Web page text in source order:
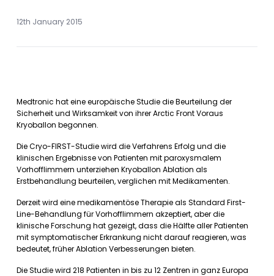
12th January 2015
Medtronic hat eine europäische Studie die Beurteilung der
Sicherheit und Wirksamkeit von ihrer Arctic Front Voraus
Kryoballon begonnen.
Die Cryo-FIRST-Studie wird die Verfahrens Erfolg und die
klinischen Ergebnisse von Patienten mit paroxysmalem
Vorhofflimmern unterziehen Kryoballon Ablation als
Erstbehandlung beurteilen, verglichen mit Medikamenten.
Derzeit wird eine medikamentöse Therapie als Standard First-
Line-Behandlung für Vorhofflimmern akzeptiert, aber die
klinische Forschung hat gezeigt, dass die Hälfte aller Patienten
mit symptomatischer Erkrankung nicht darauf reagieren, was
bedeutet, früher Ablation Verbesserungen bieten.
Die Studie wird 218 Patienten in bis zu 12 Zentren in ganz Europa